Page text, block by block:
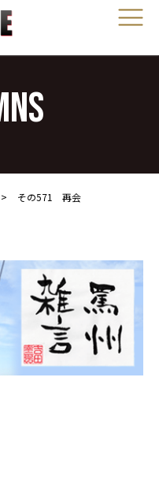
> その571 再会